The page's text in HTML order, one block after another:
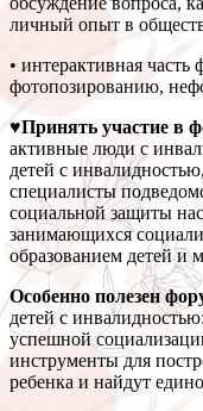
личный опыт в
• интерактивная часть
фотопозированию,
♥Принять участие в
активные люди с
детей с
специалисты
социальной защиты
занимающихся
образованием детей и
Особенно полезен
детей с
успешной
инструменты для
ребенка и найдут